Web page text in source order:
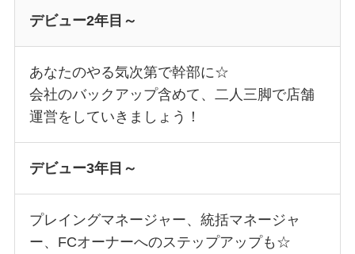
デビュー2年目～
あなたのやる気次第で幹部に☆
会社のバックアップ含めて、二人三脚で店舗
運営をしていきましょう！
デビュー3年目～
プレイングマネージャー、統括マネージャ
ー、FCオーナーへのステップアップも☆